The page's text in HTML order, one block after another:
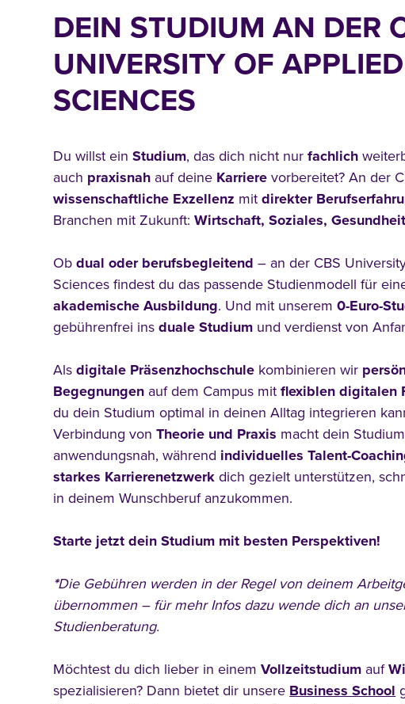
DEIN STUDIUM AN DER
UNIVERSITY OF APPLIED
SCIENCES
Du willst einStudium, das dich nicht nurfachlich
auch praxisnah auf deine Karriere vorbereitet? An der
wissenschaftliche Exzellenz mitdirekter
Branchen mit Zukunft:Wirtschaft, Soziales,
Obdual oder berufsbegleitend – an der CBS
Sciences findest du das passende Studienmodell für
akademische Ausbildung. Und mit unserem0-Euro-
gebührenfrei insduale Studium und verdienst von
Alsdigitale Präsenzhochschule kombinieren wir
Begegnungen auf dem Campus mitflexiblen digitalen
du dein Studium optimal in deinen Alltag integrieren
Verbindung vonTheorie und Praxis macht dein
anwendungsnah, während individuelles Talent-
starkes Karrierenetzwerk dich gezielt unterstützen,
in deinem Wunschberuf anzukommen.
Starte jetzt dein Studium mit besten Perspektiven!
*Die Gebühren werden in der Regel von deinem
übernommen – für mehr Infos dazu wende dich an
Studienberatung.
Möchtest du dich lieber in einemVollzeitstudium auf
spezialisieren? Dann bietet dir unsere Business School